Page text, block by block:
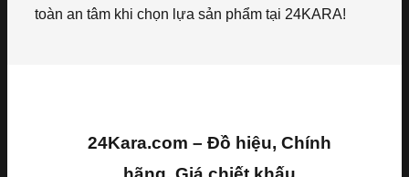
toàn an tâm khi chọn lựa sản phẩm tại 24KARA!
24Kara.com – Đồ hiệu, Chính